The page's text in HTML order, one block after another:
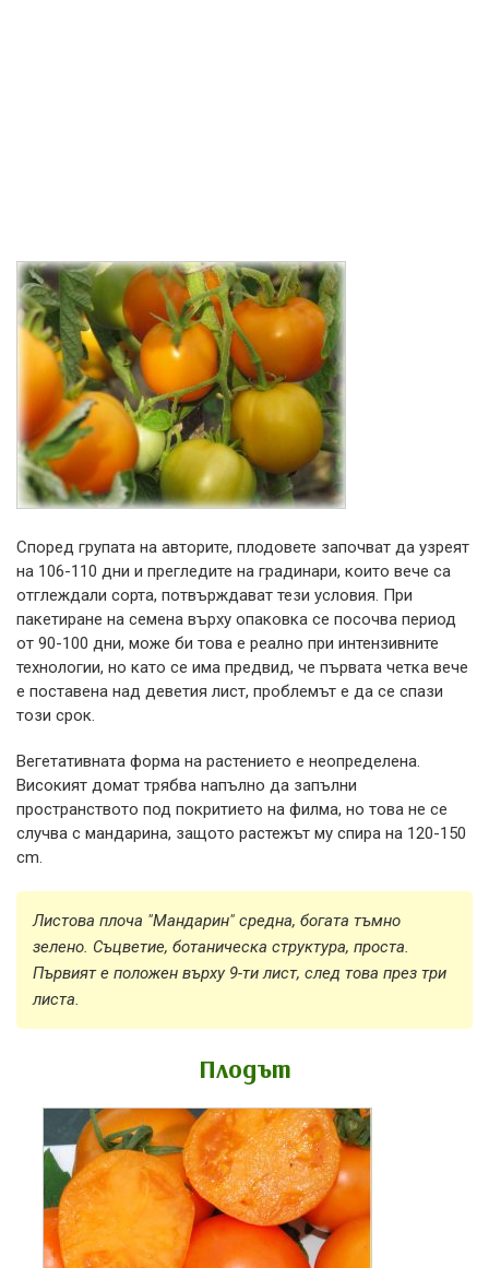
Според групата на авторите, плодовете започват да узреят
на 106-110 дни и прегледите на градинари, които вече са
отглеждали сорта, потвърждават тези условия. При
пакетиране на семена върху опаковка се посочва период
от 90-100 дни, може би това е реално при интензивните
технологии, но като се има предвид, че първата четка вече
е поставена над деветия лист, проблемът е да се спази
този срок.
Вегетативната форма на растението е неопределена.
Високият домат трябва напълно да запълни
пространството под покритието на филма, но това не се
случва с мандарина, защото растежът му спира на 120-150
cm.
Листова плоча "Мандарин" средна, богата тъмно
зелено. Съцветие, ботаническа структура, проста.
Първият е положен върху 9-ти лист, след това през три
листа.
Плодът